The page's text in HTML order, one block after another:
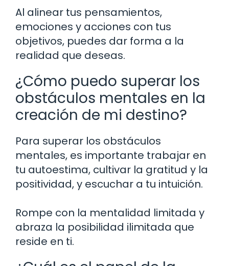
Al alinear tus pensamientos,
emociones y acciones con tus
objetivos, puedes dar forma a la
realidad que deseas.
¿Cómo puedo superar los
obstáculos mentales en la
creación de mi destino?
Para superar los obstáculos
mentales, es importante trabajar en
tu autoestima, cultivar la gratitud y la
positividad, y escuchar a tu intuición.
Rompe con la mentalidad limitada y
abraza la posibilidad ilimitada que
reside en ti.